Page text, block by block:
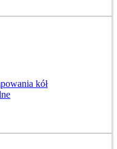
kół